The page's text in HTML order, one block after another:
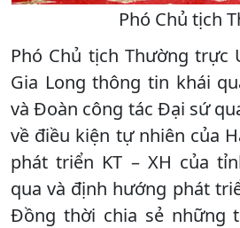
Phó Chủ tịch
Phó Chủ tịch Thường trực
Gia Long thông tin khái
và Đoàn công tác Đại sứ
về điều kiện tự nhiên của
phát triển KT – XH của
qua và định hướng phát
Đồng thời chia sẻ những